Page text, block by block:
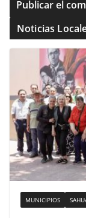
Noticias
MUNICIPIOS